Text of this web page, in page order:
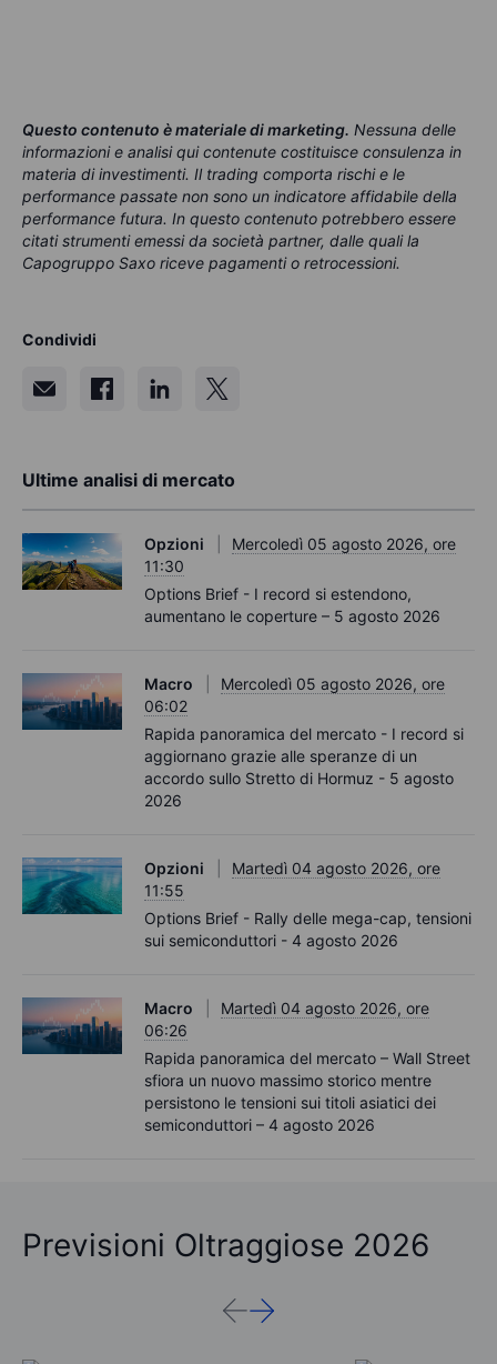
Questo contenuto è materiale di marketing. Nessuna delle
informazioni e analisi qui contenute costituisce consulenza in
materia di investimenti. Il trading comporta rischi e le
performance passate non sono un indicatore affidabile della
performance futura. In questo contenuto potrebbero essere
citati strumenti emessi da società partner, dalle quali la
Capogruppo Saxo riceve pagamenti o retrocessioni.
Condividi
Ultime analisi di mercato
Opzioni
Mercoledì 05 agosto 2026, ore
11:30
Options Brief - I record si estendono,
aumentano le coperture – 5 agosto 2026
Macro
Mercoledì 05 agosto 2026, ore
06:02
Rapida panoramica del mercato - I record si
aggiornano grazie alle speranze di un
accordo sullo Stretto di Hormuz - 5 agosto
2026
Opzioni
Martedì 04 agosto 2026, ore
11:55
Options Brief - Rally delle mega-cap, tensioni
sui semiconduttori - 4 agosto 2026
Macro
Martedì 04 agosto 2026, ore
06:26
Rapida panoramica del mercato – Wall Street
sfiora un nuovo massimo storico mentre
persistono le tensioni sui titoli asiatici dei
semiconduttori – 4 agosto 2026
Previsioni Oltraggiose 2026